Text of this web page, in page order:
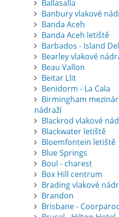
Ballasalla
Banbury vlakové
Banda Aceh
Banda Aceh letiště
Barbados - Island
Bearley vlakové
Beau Vallon
Beitar Llit
Benidorm - La Cala
Birmingham
nádraží
Blackrod vlakové
Blackwater letiště
Bloemfontein letiště
Blue Springs
Boul - charest
Box Hill centrum
Brading vlakové
Brandon
Brisbane -